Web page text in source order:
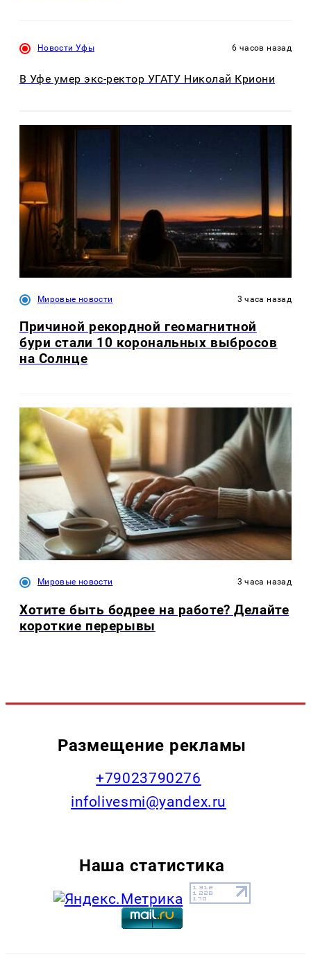
Новости Уфы 6 часов назад
В Уфе умер экс-ректор УГАТУ Николай Криони
Мировые новости 3 часа назад
Причиной рекордной геомагнитной
бури стали 10 корональных выбросов
на Солнце
Мировые новости 3 часа назад
Хотите быть бодрее на работе? Делайте
короткие перерывы
Размещение рекламы
+79023790276
infolivesmi@yandex.ru
Наша статистика